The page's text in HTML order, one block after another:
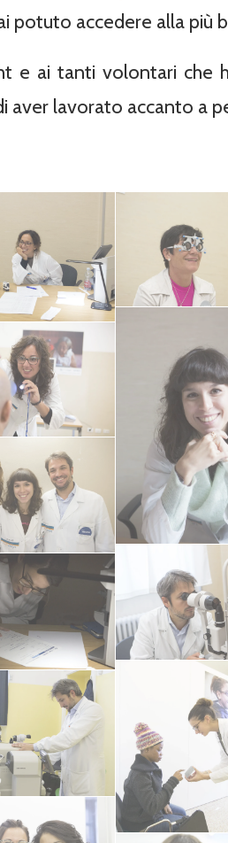
potuto accedere alla più
e ai tanti volontari che
aver lavorato accanto a